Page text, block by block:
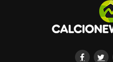
invece in cui i
attendisti e lasciano il
mano agli avversari.
contro Atalanta e